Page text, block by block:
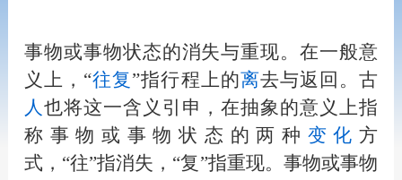
事物或事物状态的消失与重现。在一般意
义上，“往复”指行程上的离去与返回。古
人 也将这一含义引申，在抽象的意义上指
称事物或事物状态的两种 变化方
式，“往”指消失，“复”指重现。事物或事物